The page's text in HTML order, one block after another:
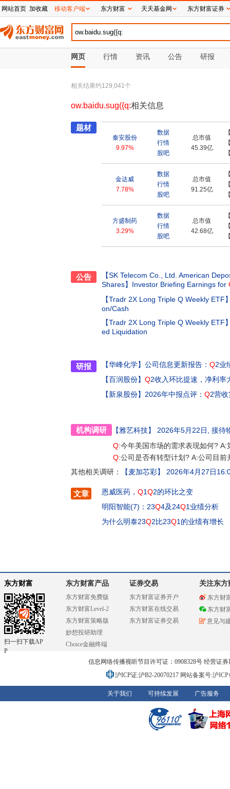
网页 行情 资讯 公告 研报
相关结果约129,041个
ow.baidu.sug({q:相关信息
题材
秦安股份
9.97%
数据
行情
股吧
总市值
45.39亿
金达威
7.78%
数据
行情
股吧
总市值
91.25亿
方盛制药
3.29%
数据
行情
股吧
总市值
42.68亿
公告
【SK Telecom Co., Ltd. American
Shares】 Investor Briefing Earnings for
【Tradr 2X Long Triple Q Weekly ETF
on/Cash
【Tradr 2X Long Triple Q Weekly ETF
ed Liquidation
研报 【华峰化学】 公司信息更新报告： Q2业
【百润股份】 Q2收入环比提速，净利率
【新泉股份】 2026年中报点评： Q2营
机构调研 【雅艺科技】 2026年5月22日 , 接待
Q:今年美国市场的需求表现如何?
Q:公司是否有转型计划? A:公司目
其他相关调研：
【麦加芯彩】 2026年4月27日
文章 恩威医药， Q1Q2的环比之变
明阳智能(7)：23Q4及24Q1业绩分析
为什么明泰23Q2比23Q1的业绩有增长
东方财富
扫一扫下载AP
P
东方财富产品
东方财富免费版
东方财富Level-2
东方财富策略版
妙想投研助理
Choice金融终端
证券交易
东方财富证券开户
东方财富在线交易
东方财富证券交易
关注东方
东方财
东方财
意见与
信息网络传播视听节目许可证：0908328号 经营证
沪ICP证:沪B2-20070217 网站备案号:沪
关于我们 可持续发展 广告服务
网站首页 加收藏 移动客户端 东方财富 天天基金网 东方财富证券